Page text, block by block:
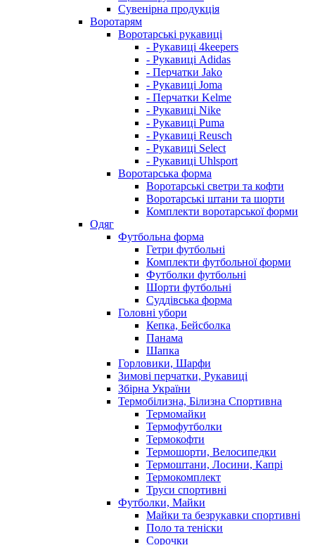
Сувенірна продукція
Воротарям
Воротарські рукавиці
- Рукавиці 4keepers
- Рукавиці Adidas
- Перчатки Jako
- Рукавиці Joma
- Перчатки Kelme
- Рукавиці Nike
- Рукавиці Puma
- Рукавиці Reusch
- Рукавиці Select
- Рукавиці Uhlsport
Воротарська форма
Воротарські светри та кофти
Воротарські штани та шорти
Комплекти воротарської форми
Одяг
Футбольна форма
Гетри футбольні
Комплекти футбольної форми
Футболки футбольні
Шорти футбольні
Суддівська форма
Головні убори
Кепка, Бейсболка
Панама
Шапка
Горловики, Шарфи
Зимові перчатки, Рукавиці
Збірна України
Термобілизна, Білизна Спортивна
Термомайки
Термофутболки
Термокофти
Термошорти, Велосипедки
Термоштани, Лосини, Капрі
Термокомплект
Труси спортивні
Футболки, Майки
Майки та безрукавки спортивні
Поло та теніски
Сорочки